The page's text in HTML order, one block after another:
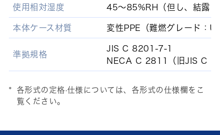
使用相対湿度 45～85%RH（但し、結露し
本体ケース材質 変性PPE（難燃グレード：
準拠規格
JIS C 8201-7-1
NECA C 2811（旧JIS C
各形式の定格·仕様については、各形式の仕様欄をこ
覧ください。